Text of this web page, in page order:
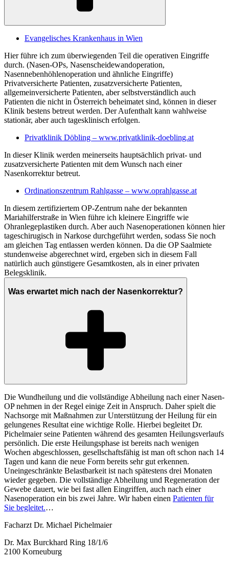
Evangelisches Krankenhaus in Wien
Hier führe ich zum überwiegenden Teil die operativen Eingriffe
durch. (Nasen-OPs, Nasenscheidewandoperation,
Nasennebenhöhlenoperation und ähnliche Eingriffe)
Privatversicherte Patienten, zusatzversicherte Patienten,
allgemeinversicherte Patienten, aber selbstverständlich auch
Patienten die nicht in Österreich beheimatet sind, können in dieser
Klinik bestens betreut werden. Der Aufenthalt kann wahlweise
stationär, aber auch tagesklinisch erfolgen.
Privatklinik Döbling – www.privatklinik-doebling.at
In dieser Klinik werden meinerseits hauptsächlich privat- und
zusatzversicherte Patienten mit dem Wunsch nach einer
Nasenkorrektur betreut.
Ordinationszentrum Rahlgasse – www.oprahlgasse.at
In diesem zertifiziertem OP-Zentrum nahe der bekannten
Mariahilferstraße in Wien führe ich kleinere Eingriffe wie
Ohranlegeplastiken durch. Aber auch Nasenoperationen können hier
tageschirugisch in Narkose durchgeführt werden, sodass Sie noch
am gleichen Tag entlassen werden können. Da die OP Saalmiete
stundenweise abgerechnet wird, ergeben sich in diesem Fall
natürlich auch günstigere Gesamtkosten, als in einer privaten
Belegsklinik.
Was erwartet mich nach der Nasenkorrektur?
Die Wundheilung und die vollständige Abheilung nach einer Nasen-
OP nehmen in der Regel einige Zeit in Anspruch. Daher spielt die
Nachsorge mit Maßnahmen zur Unterstützung der Heilung für ein
gelungenes Resultat eine wichtige Rolle. Hierbei begleitet Dr.
Pichelmaier seine Patienten während des gesamten Heilungsverlaufs
persönlich. Die erste Heilungsphase ist bereits nach wenigen
Wochen abgeschlossen, gesellschaftsfähig ist man oft schon nach 14
Tagen und kann die neue Form bereits sehr gut erkennen.
Uneingeschränkte Belastbarkeit ist nach spätestens drei Monaten
wieder gegeben. Die vollständige Abheilung und Regeneration der
Gewebe dauert, wie bei fast allen Eingriffen, auch nach einer
Nasenoperation ein bis zwei Jahre. Wir haben einen Patienten für
Sie begleitet.…
Facharzt Dr. Michael Pichelmaier
Dr. Max Burckhard Ring 18/1/6
2100 Korneuburg